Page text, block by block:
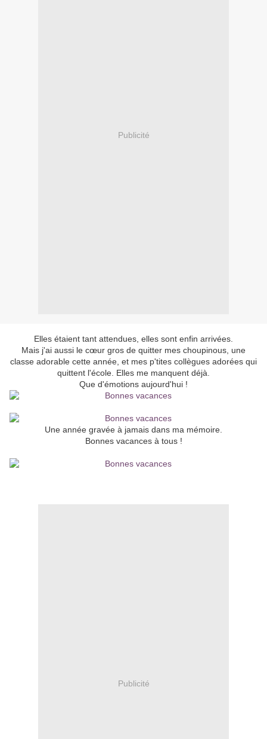
Publicité
Elles étaient tant attendues, elles sont enfin arrivées.
Mais j'ai aussi le cœur gros de quitter mes choupinous, une
classe adorable cette année, et mes p'tites collègues adorées qui
quittent l'école. Elles me manquent déjà.
Que d'émotions aujourd'hui !
Une année gravée à jamais dans ma mémoire.
Bonnes vacances à tous !
Publicité